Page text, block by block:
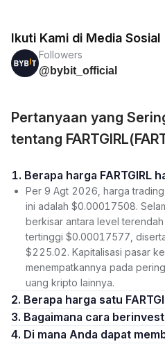
Ikuti Kami di Media Sosial
Followers
@bybit_official
Pertanyaan yang
tentang
1. Berapa harga FARTGIRL
Per 9 Agt 2026, harga trading
ini adalah $0.00017508.
berkisar antara level
tertinggi $0.00017577,
$225.02. Kapitalisasi pasar
menempatkannya pada
uang kripto lainnya.
2. Berapa harga satu
3. Bagaimana cara
4. Di mana Anda dapat